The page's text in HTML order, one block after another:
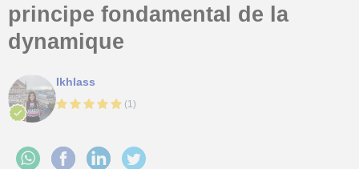
principe fondamental de la
dynamique
Ikhlass
(1)